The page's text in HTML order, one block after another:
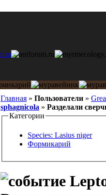
Главная » Пользователи »
sphagnicola » Разделали
Категории
Species: Lasius niger
Формикарий